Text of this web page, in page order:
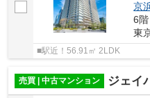
京
6
東
■駅近！56.91㎡ 2LDK
売買 | 中古マンション ジェイパ